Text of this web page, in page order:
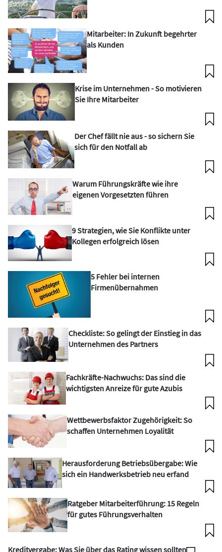
Mitarbeiter: In Zukunft begehrter
als Kunden
Krise im Unternehmen - So motivieren
Sie Ihre Mitarbeiter
Der Chef fällt nie aus - so sichern Sie
sich für den Notfall ab
Warum Führungskräfte wie ihre
eigenen Vorgesetzten führen
9 Strategien, wie Sie Konflikte unter
Kollegen erfolgreich lösen
5 Fehler bei internen
Firmenübernahmen
Checkliste: So gelingt der Einstieg in das
Unternehmen des Partners
Fachkräfte-Nachwuchs: Das sind die
wichtigsten Anreize für gute Azubis
Wettbewerbsfaktor Zugehörigkeit: So
schaffen Unternehmen Loyalität
Herausforderung Betriebsübergabe: Wie
sich ein Handwerksbetrieb neu erfand
Ratgeber Mitarbeiterführung: 15 Regeln
für gutes Führungsverhalten
Kreditvergabe: Was Sie über das Rating wissen sollten